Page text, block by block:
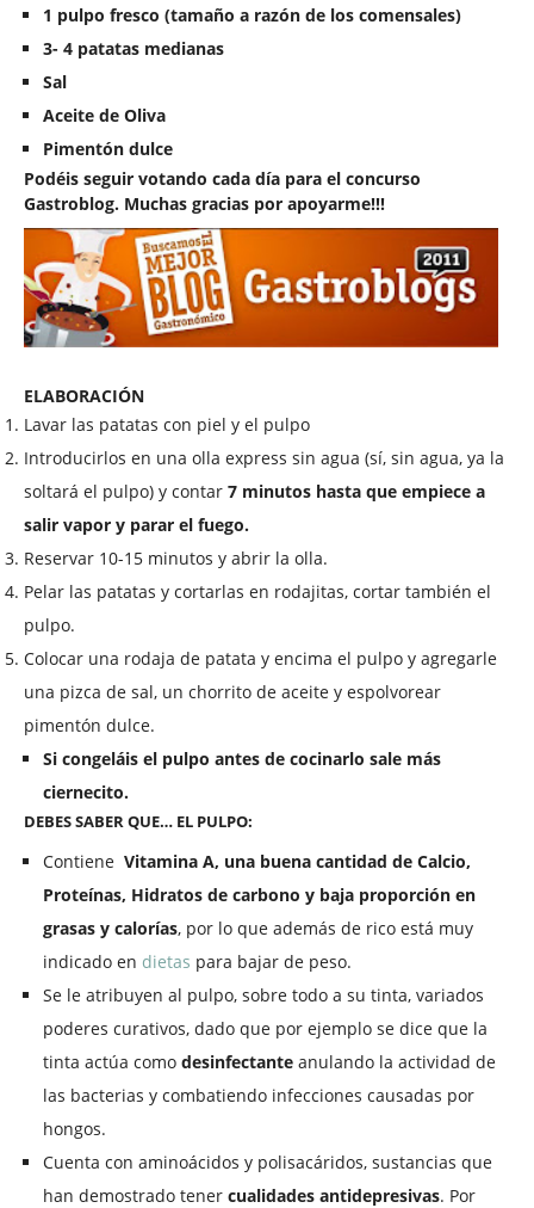
1 pulpo fresco (tamaño a razón de los comensales)
3- 4 patatas medianas
Sal
Aceite de Oliva
Pimentón dulce
Podéis seguir votando cada día para el concurso
Gastroblog. Muchas gracias por apoyarme!!!
ELABORACIÓN
Lavar las patatas con piel y el pulpo
Introducirlos en una olla express sin agua (sí, sin agua, ya la
soltará el pulpo) y contar 7 minutos hasta que empiece a
salir vapor y parar el fuego.
Reservar 10-15 minutos y abrir la olla.
Pelar las patatas y cortarlas en rodajitas, cortar también el
pulpo.
Colocar una rodaja de patata y encima el pulpo y agregarle
una pizca de sal, un chorrito de aceite y espolvorear
pimentón dulce.
Si congeláis el pulpo antes de cocinarlo sale más
ciernecito.
DEBES SABER QUE… EL PULPO:
Contiene Vitamina A, una buena cantidad de Calcio,
Proteínas, Hidratos de carbono y baja proporción en
grasas y calorías, por lo que además de rico está muy
indicado en dietas para bajar de peso.
Se le atribuyen al pulpo, sobre todo a su tinta, variados
poderes curativos, dado que por ejemplo se dice que la
tinta actúa como desinfectante anulando la actividad de
las bacterias y combatiendo infecciones causadas por
hongos.
Cuenta con aminoácidos y polisacáridos, sustancias que
han demostrado tener cualidades antidepresivas. Por